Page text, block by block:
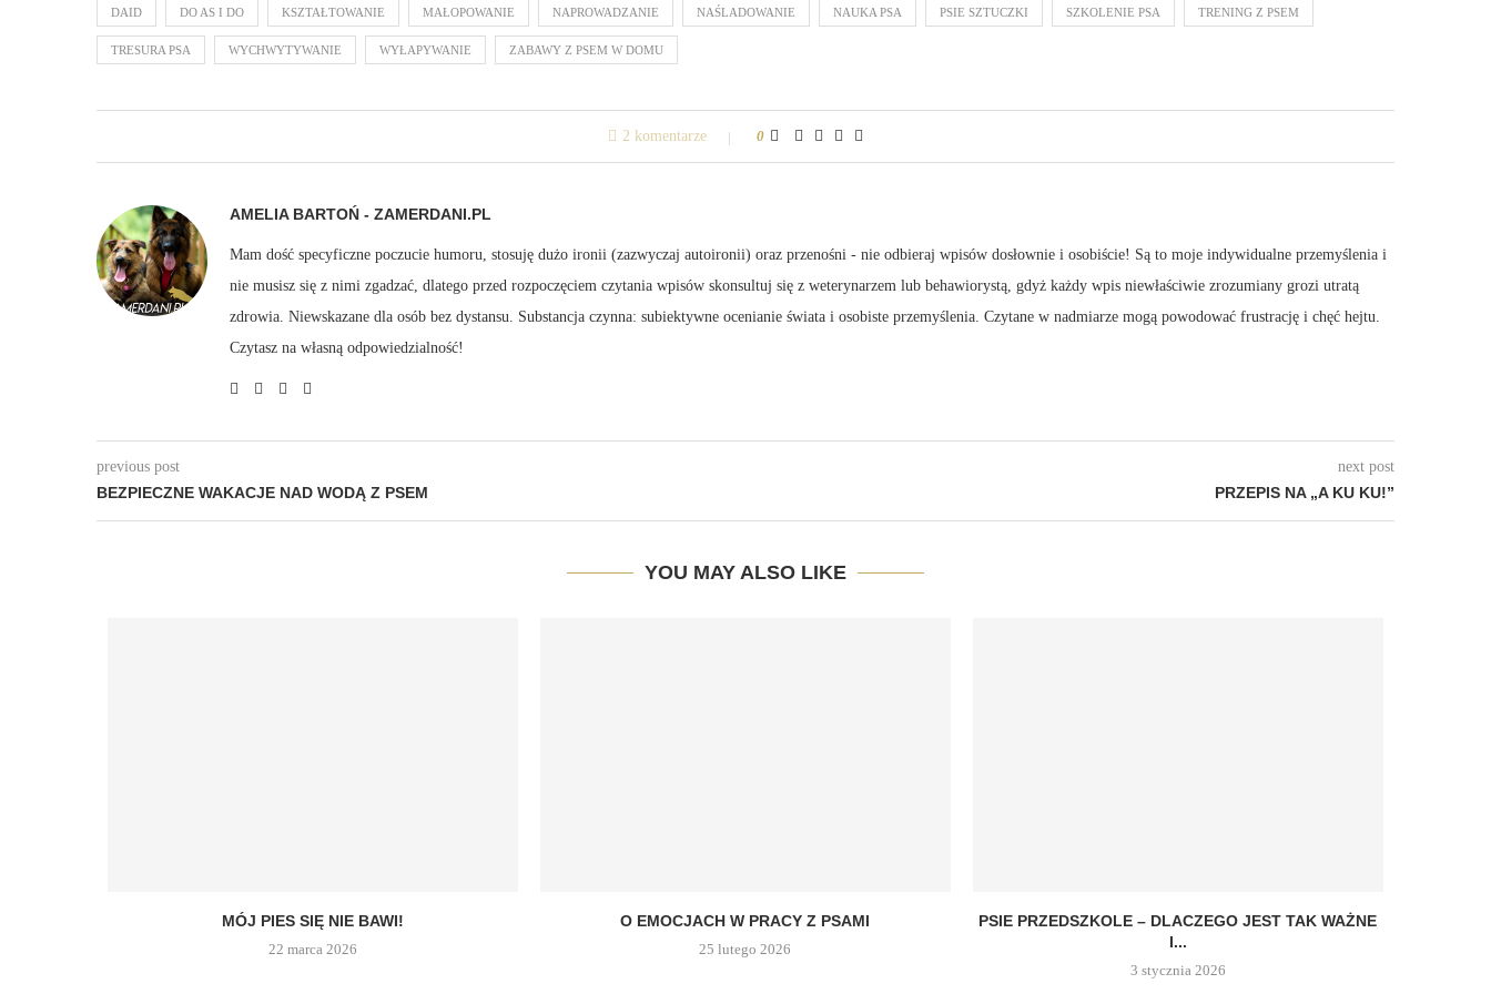
DAID DO AS I DO KSZTAŁTOWANIE MAŁOPOWANIE NAPROWADZANIE NAŚLADOWANIE NAUKA PSA PSIE SZTUCZKI SZKOLENIE PSA TRENING Z PSEM
TRESURA PSA WYCHWYTYWANIE WYŁAPYWANIE ZABAWY Z PSEM W DOMU
2 komentarze 0
AMELIA BARTOŃ - ZAMERDANI.PL
Mam dość specyficzne poczucie humoru, stosuję dużo ironii (zazwyczaj autoironii) oraz przenośni - nie odbieraj wpisów dosłownie i osobiście! Są to moje indywidualne przemyślenia i
nie musisz się z nimi zgadzać, dlatego przed rozpoczęciem czytania wpisów skonsultuj się z weterynarzem lub behawiorystą, gdyż każdy wpis niewłaściwie zrozumiany grozi utratą
zdrowia. Niewskazane dla osób bez dystansu. Substancja czynna: subiektywne ocenianie świata i osobiste przemyślenia. Czytane w nadmiarze mogą powodować frustrację i chęć hejtu.
Czytasz na własną odpowiedzialność!
previous post
BEZPIECZNE WAKACJE NAD WODĄ Z PSEM
next post
PRZEPIS NA „A KU KU!”
YOU MAY ALSO LIKE
MÓJ PIES SIĘ NIE BAWI!
22 marca 2026
O EMOCJACH W PRACY Z PSAMI
25 lutego 2026
PSIE PRZEDSZKOLE – DLACZEGO JEST TAK WAŻNE
I...
3 stycznia 2026